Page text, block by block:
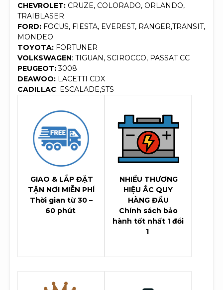
CHEVROLET: CRUZE, COLORADO, ORLANDO,
TRAIBLASER
FORD: FOCUS, FIESTA, EVEREST, RANGER,TRANSIT,
MONDEO
TOYOTA: FORTUNER
VOLKSWAGEN: TIGUAN, SCIROCCO, PASSAT CC
PEUGEOT:3008
DEAWOO: LACETTI CDX
CADILLAC: ESCALADE,STS
GIAO & LẮP ĐẶT
TẬN NƠI MIỄN PHÍ
Thời gian từ 30 –
60 phút
NHIỀU THƯƠNG
HIỆU ẮC QUY
HÀNG ĐẦU
Chính sách bảo
hành tốt nhất 1 đổi
1